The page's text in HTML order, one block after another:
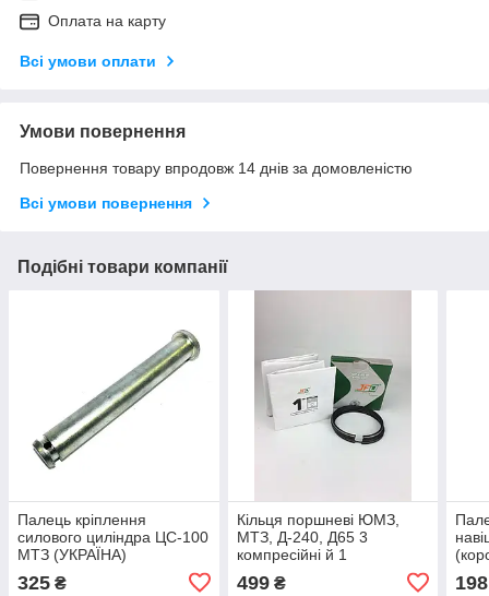
Оплата на карту
Всі умови оплати
Умови повернення
Повернення товару впродовж 14 днів за домовленістю
Всі умови повернення
Подібні товари компанії
Палець кріплення
силового циліндра ЦС-100
МТЗ (УКРАЇНА)
325 ₴
Кільця поршневі ЮМЗ,
МТЗ, Д-240, Д65 3
компресійні й 1
маслознімне кільце (вир-
во JFD)
499₴ 198